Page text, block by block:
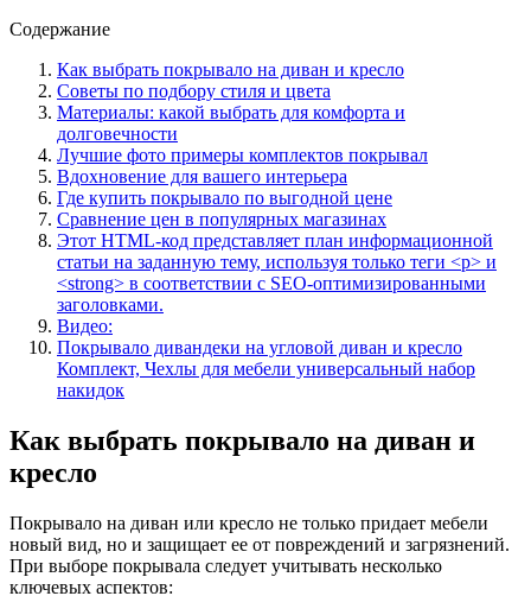
Содержание
Как выбрать покрывало на диван и кресло
Советы по подбору стиля и цвета
Материалы: какой выбрать для комфорта и
долговечности
Лучшие фото примеры комплектов покрывал
Вдохновение для вашего интерьера
Где купить покрывало по выгодной цене
Сравнение цен в популярных магазинах
Этот HTML-код представляет план информационной
статьи на заданную тему, используя только теги <p> и
<strong> в соответствии с SEO-оптимизированными
заголовками.
Видео:
Покрывало дивандеки на угловой диван и кресло
Комплект, Чехлы для мебели универсальный набор
накидок
Как выбрать покрывало на диван и
кресло
Покрывало на диван или кресло не только придает мебели
новый вид, но и защищает ее от повреждений и загрязнений.
При выборе покрывала следует учитывать несколько
ключевых аспектов: